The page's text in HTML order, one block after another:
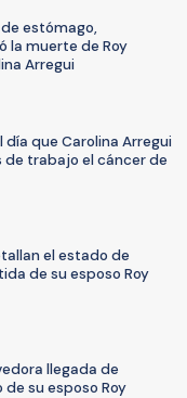
estómago,
la muerte de Roy
Arregui
día que Carolina Arregui
de trabajo el cáncer de
el estado de
de su esposo Roy
llegada de
de su esposo Roy